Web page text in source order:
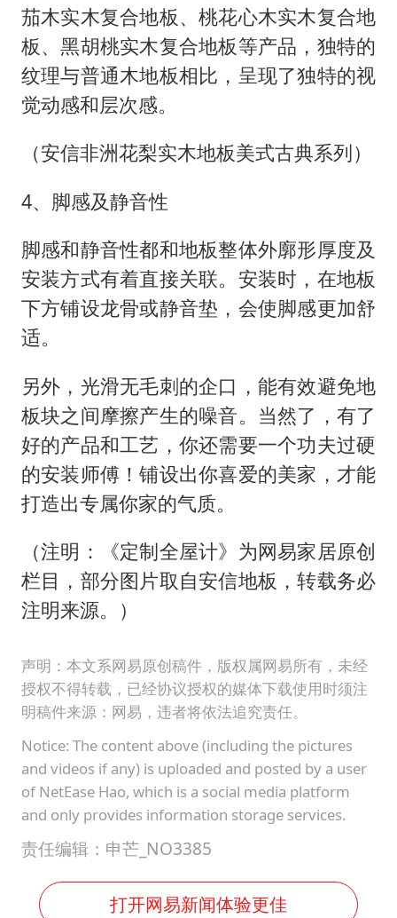
茄木实木复合地板、桃花心木实木复合地
板、黑胡桃实木复合地板等产品，独特的
纹理与普通木地板相比，呈现了独特的视
觉动感和层次感。
（安信非洲花梨实木地板美式古典系列）
4、脚感及静音性
脚感和静音性都和地板整体外廓形厚度及
安装方式有着直接关联。安装时，在地板
下方铺设龙骨或静音垫，会使脚感更加舒
适。
另外，光滑无毛刺的企口，能有效避免地
板块之间摩擦产生的噪音。当然了，有了
好的产品和工艺，你还需要一个功夫过硬
的安装师傅！铺设出你喜爱的美家，才能
打造出专属你家的气质。
（注明：《定制全屋计》为网易家居原创
栏目，部分图片取自安信地板，转载务必
注明来源。）
声明：本文系网易原创稿件，版权属网易所有，未经
授权不得转载，已经协议授权的媒体下载使用时须注
明稿件来源：网易，违者将依法追究责任。
Notice: The content above (including the pictures
and videos if any) is uploaded and posted by a user
of NetEase Hao, which is a social media platform
and only provides information storage services.
责任编辑：申芒_NO3385
打开网易新闻体验更佳